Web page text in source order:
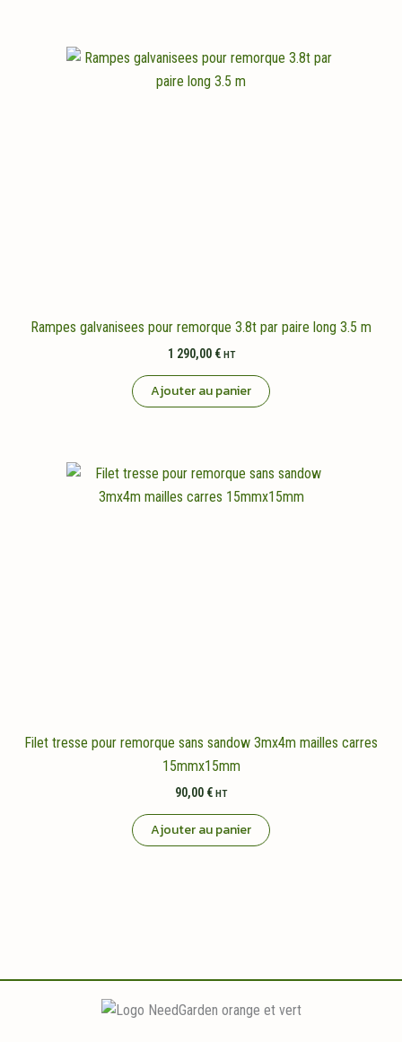
Rampes galvanisees pour remorque 3.8t par paire long 3.5 m
1 290,00 € HT
Ajouter au panier
Filet tresse pour remorque sans sandow 3mx4m mailles carres
15mmx15mm
90,00 € HT
Ajouter au panier